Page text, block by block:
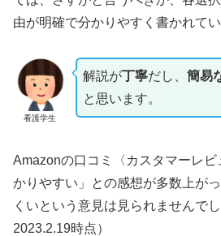
由が明確で分かりやすく書かれてい
看護学生
解説が丁寧だし、 簡易
と思います。
Amazonの口コミ〈カスタマーレ
かりやすい」との感想が多数上が
くいという意見は見られませんで
2023.2.19時点）